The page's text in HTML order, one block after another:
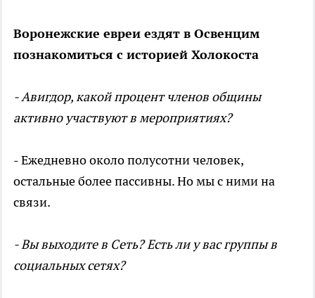
Воронежские евреи ездят в Освенцим
познакомиться с историей Холокоста
- Авигдор, какой процент членов общины
активно участвуют в мероприятиях?
- Ежедневно около полусотни человек,
остальные более пассивны. Но мы с ними на
связи.
- Вы выходите в Сеть? Есть ли у вас группы в
социальных сетях?